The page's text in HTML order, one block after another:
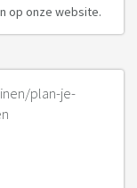
op onze website.
plan-je-